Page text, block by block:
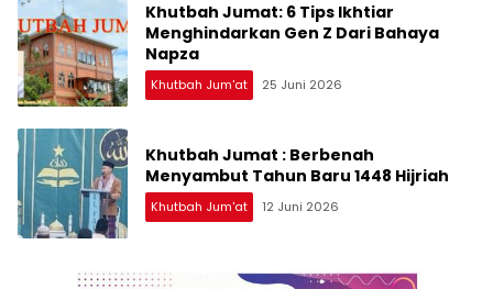
Khutbah Jumat: 6 Tips Ikhtiar
Menghindarkan Gen Z Dari Bahaya
Napza
Khutbah Jum'at 25 Juni 2026
Khutbah Jumat : Berbenah
Menyambut Tahun Baru 1448 Hijriah
Khutbah Jum'at 12 Juni 2026